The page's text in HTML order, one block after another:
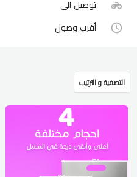
توصيل الى
أقرب وصول
التصفية و الترتيب